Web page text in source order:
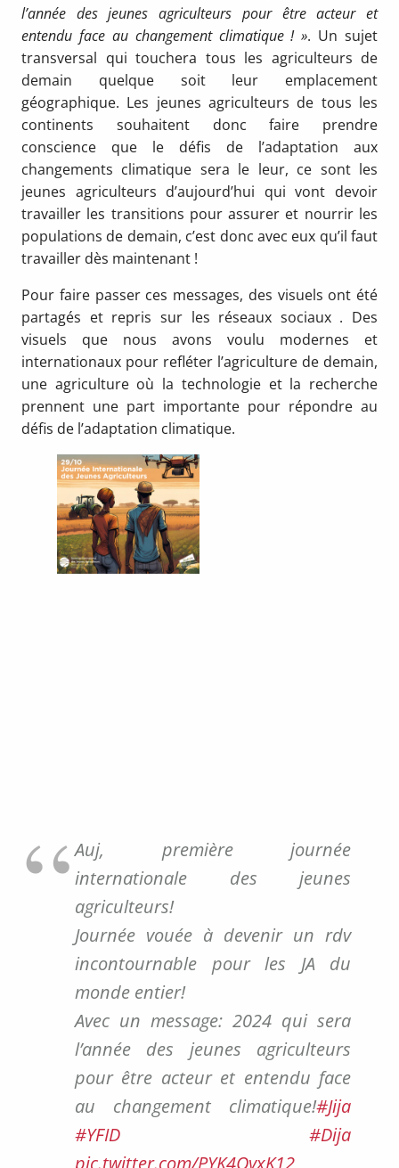
l’année des jeunes agriculteurs pour être acteur et
entendu face au changement climatique ! ». Un sujet
transversal qui touchera tous les agriculteurs de
demain quelque soit leur emplacement
géographique. Les jeunes agriculteurs de tous les
continents souhaitent donc faire prendre
conscience que le défis de l’adaptation aux
changements climatique sera le leur, ce sont les
jeunes agriculteurs d’aujourd’hui qui vont devoir
travailler les transitions pour assurer et nourrir les
populations de demain, c’est donc avec eux qu’il faut
travailler dès maintenant !
Pour faire passer ces messages, des visuels ont été
partagés et repris sur les réseaux sociaux . Des
visuels que nous avons voulu modernes et
internationaux pour refléter l’agriculture de demain,
une agriculture où la technologie et la recherche
prennent une part importante pour répondre au
défis de l’adaptation climatique.
Auj, première journée
internationale des jeunes
agriculteurs!
Journée vouée à devenir un rdv
incontournable pour les JA du
monde entier!
Avec un message: 2024 qui sera
l’année des jeunes agriculteurs
pour être acteur et entendu face
au changement climatique!#Jija
#YFID
#Dija
pic.twitter.com/PYK4QyxK12